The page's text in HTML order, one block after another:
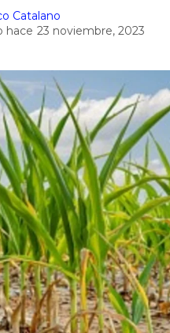
Catalano
hace 23 noviembre, 2023